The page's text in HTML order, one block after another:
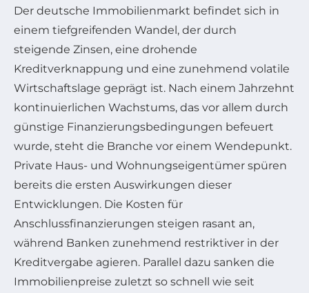
Der deutsche Immobilienmarkt befindet sich in
einem tiefgreifenden Wandel, der durch
steigende Zinsen, eine drohende
Kreditverknappung und eine zunehmend volatile
Wirtschaftslage geprägt ist. Nach einem Jahrzehnt
kontinuierlichen Wachstums, das vor allem durch
günstige Finanzierungsbedingungen befeuert
wurde, steht die Branche vor einem Wendepunkt.
Private Haus- und Wohnungseigentümer spüren
bereits die ersten Auswirkungen dieser
Entwicklungen. Die Kosten für
Anschlussfinanzierungen steigen rasant an,
während Banken zunehmend restriktiver in der
Kreditvergabe agieren. Parallel dazu sanken die
Immobilienpreise zuletzt so schnell wie seit